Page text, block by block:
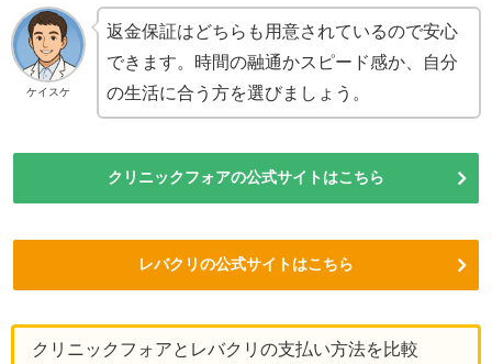
ケイスケ
返金保証はどちらも用意されているので安心
できます。時間の融通かスピード感か、自分
の生活に合う方を選びましょう。
クリニックフォアの公式サイトはこちら
レバクリの公式サイトはこちら
クリニックフォアとレバクリの支払い方法を比較